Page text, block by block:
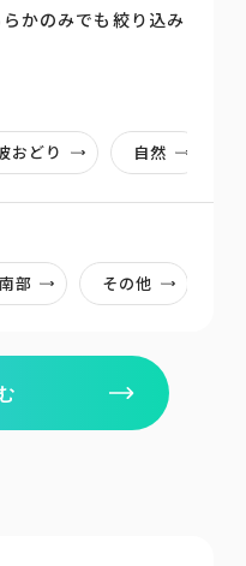
かのみでも絞り込み
おどり 自然
南部 その他